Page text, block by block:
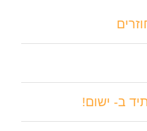
ב- ישום!